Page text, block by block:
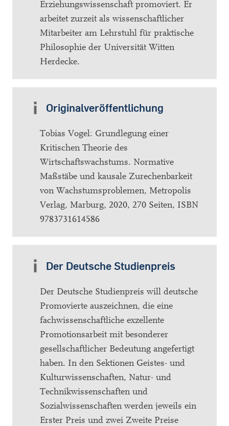
Erziehungswissenschaft promoviert. Er
arbeitet zurzeit als wissenschaftlicher
Mitarbeiter am Lehrstuhl für praktische
Philosophie der Universität Witten
Herdecke.
Originalveröffentlichung
Tobias Vogel: Grundlegung einer
Kritischen Theorie des
Wirtschaftswachstums. Normative
Maßstäbe und kausale Zurechenbarkeit
von Wachstumsproblemen, Metropolis
Verlag, Marburg, 2020, 270 Seiten, ISBN
9783731614586
Der Deutsche Studienpreis
Der Deutsche Studienpreis will deutsche
Promovierte auszeichnen, die eine
fachwissenschaftliche exzellente
Promotionsarbeit mit besonderer
gesellschaftlicher Bedeutung angefertigt
haben. In den Sektionen Geistes- und
Kulturwissenschaften, Natur- und
Technikwissenschaften und
Sozialwissenschaften werden jeweils ein
Erster Preis und zwei Zweite Preise